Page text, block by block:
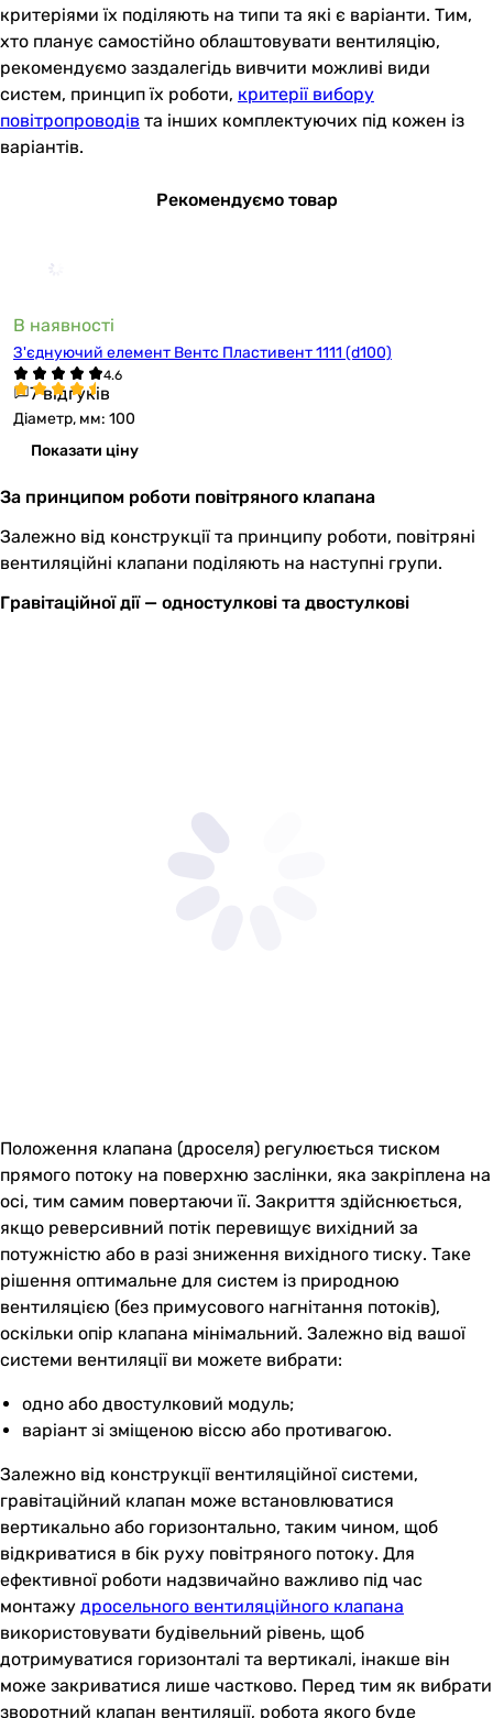
критеріями їх поділяють на типи та які є варіанти. Тим,
хто планує самостійно облаштовувати вентиляцію,
рекомендуємо заздалегідь вивчити можливі види
систем, принцип їх роботи, критерії вибору
повітропроводів та інших комплектуючих під кожен із
варіантів.
Рекомендуємо товар
В наявності
З'єднуючий елемент Вентс Пластивент 1111 (d100)
7 відгуків
Діаметр, мм: 100
Показати ціну
За принципом роботи повітряного клапана
Залежно від конструкції та принципу роботи, повітряні
вентиляційні клапани поділяють на наступні групи.
Гравітаційної дії — одностулкові та двостулкові
Положення клапана (дроселя) регулюється тиском
прямого потоку на поверхню заслінки, яка закріплена на
осі, тим самим повертаючи її. Закриття здійснюється,
якщо реверсивний потік перевищує вихідний за
потужністю або в разі зниження вихідного тиску. Таке
рішення оптимальне для систем із природною
вентиляцією (без примусового нагнітання потоків),
оскільки опір клапана мінімальний. Залежно від вашої
системи вентиляції ви можете вибрати:
одно або двостулковий модуль;
варіант зі зміщеною віссю або противагою.
Залежно від конструкції вентиляційної системи,
гравітаційний клапан може встановлюватися
вертикально або горизонтально, таким чином, щоб
відкриватися в бік руху повітряного потоку. Для
ефективної роботи надзвичайно важливо під час
монтажу дросельного вентиляційного клапана
використовувати будівельний рівень, щоб
дотримуватися горизонталі та вертикалі, інакше він
може закриватися лише частково. Перед тим як вибрати
зворотний клапан вентиляції, робота якого буде